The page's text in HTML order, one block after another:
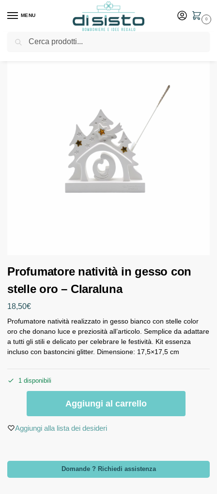
MENU
0
Home Shop Profumatore natività in gesso con stelle oro – Claraluna
Profumatore natività in gesso con
stelle oro – Claraluna
18,50€
Profumatore natività realizzato in gesso bianco con stelle color
oro che donano luce e preziosità all’articolo. Semplice da adattare
a tutti gli stili e delicato per celebrare le festività. Kit essenza
incluso con bastoncini glitter. Dimensione: 17,5×17,5 cm
1 disponibili
Aggiungi al carrello
Aggiungi alla lista dei desideri
Domande ? Richiedi assistenza